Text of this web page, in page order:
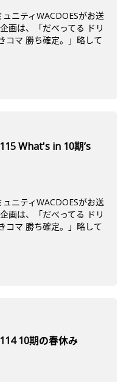
ニティWACDOESがお送
画は、「だべってる ドリ
コマ 勝ち確定。」略して
What's in 10期’s
ニティWACDOESがお送
画は、「だべってる ドリ
コマ 勝ち確定。」略して
10期の春休み